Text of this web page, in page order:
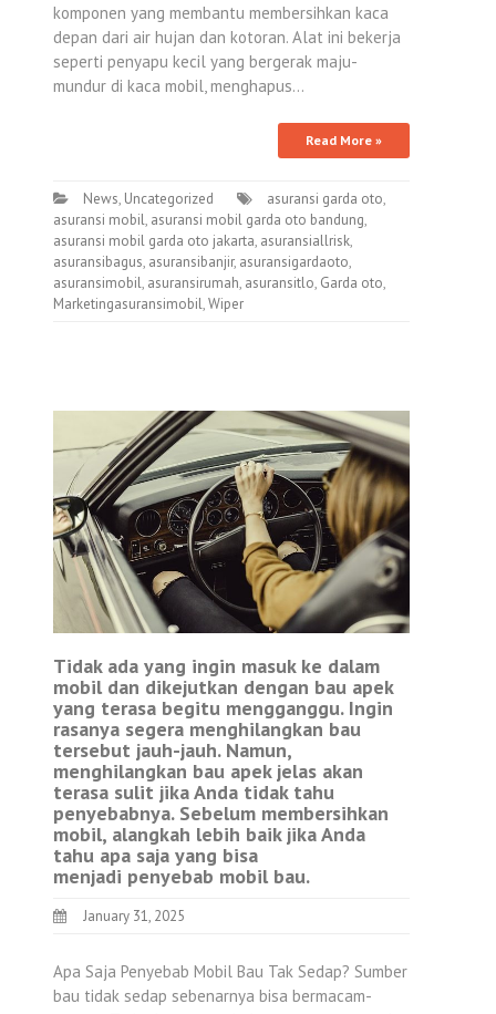
komponen yang membantu membersihkan kaca
depan dari air hujan dan kotoran. Alat ini bekerja
seperti penyapu kecil yang bergerak maju-
mundur di kaca mobil, menghapus…
Read More »
News, Uncategorized asuransi garda oto,
asuransi mobil, asuransi mobil garda oto bandung,
asuransi mobil garda oto jakarta, asuransiallrisk,
asuransibagus, asuransibanjir, asuransigardaoto,
asuransimobil, asuransirumah, asuransitlo, Garda oto,
Marketingasuransimobil,Wiper
Tidak ada yang ingin masuk ke dalam
mobil dan dikejutkan dengan bau apek
yang terasa begitu mengganggu. Ingin
rasanya segera menghilangkan bau
tersebut jauh-jauh. Namun,
menghilangkan bau apek jelas akan
terasa sulit jika Anda tidak tahu
penyebabnya. Sebelum membersihkan
mobil, alangkah lebih baik jika Anda
tahu apa saja yang bisa
menjadi penyebab mobil bau.
January 31, 2025
Apa Saja Penyebab Mobil Bau Tak Sedap? Sumber
bau tidak sedap sebenarnya bisa bermacam-